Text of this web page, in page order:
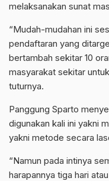
melaksanakan sunat
“Mudah-mudahan ini
pendaftaran yang
bertambah sekitar 10
masyarakat sekitar
tuturnya.
Panggung Sparto
digunakan kali ini yakni
yakni metode secara
“Namun pada intinya
harapannya tiga hari